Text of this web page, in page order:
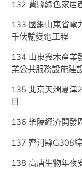
132 費縣綠色家居
133 國網山東省電
千伏輸變電工程
134 山東鑫木產業
業公共服務設施建
135 北京天潤夏
目
136 樂陵經濟開發
137 齊河縣G308
138 高唐生物年夜